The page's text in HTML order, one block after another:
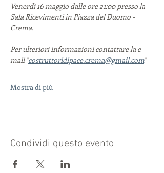
Venerdì 16 maggio dalle ore 21:00 presso la
Sala Ricevimenti in Piazza del Duomo -
Crema.
Per ulteriori informazioni contattare la e-
mail "costruttoridipace.crema@gmail.com"
Mostra di più
Condividi questo evento